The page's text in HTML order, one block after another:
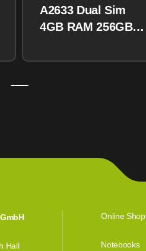
A2633 Dual Sim
4GB RAM 256GB
Hall
Online Shop
Notebooks